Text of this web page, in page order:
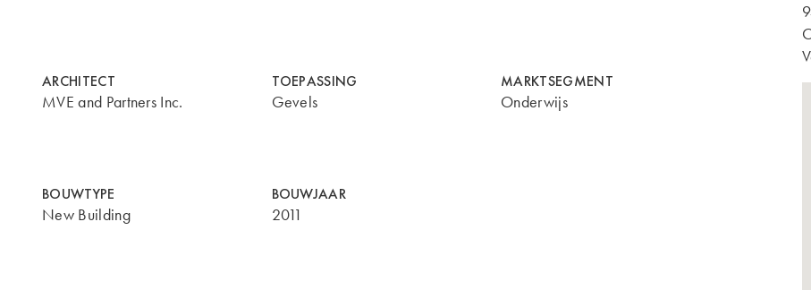
ARCHITECT
MVE and Partners Inc.
TOEPASSING
Gevels
MARKTSEGMENT
Onderwijs
BOUWTYPE
New Building
BOUWJAAR
2011